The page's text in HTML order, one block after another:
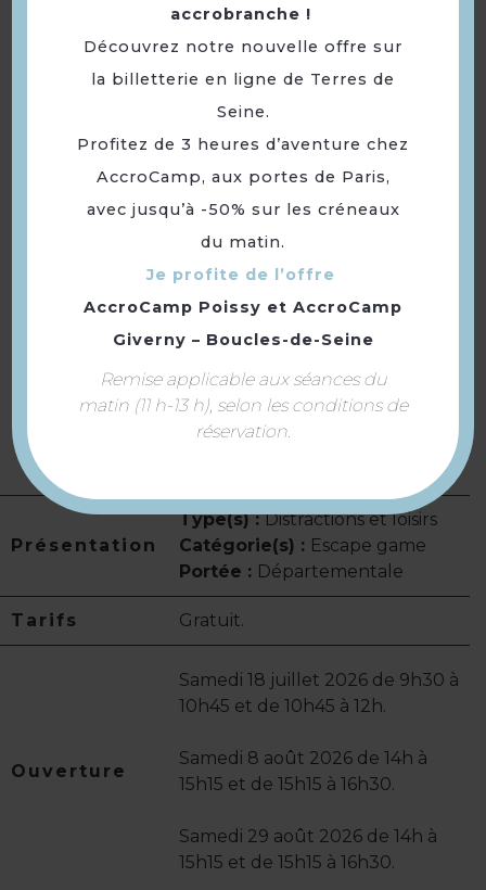
Durée du jeu : 1 heure 15
Ferme de la Cure, 3 rue des
Bonnes Joies, 78440 Sailly
Places de parking gratuites
☀️ Animation réalisée dans le
Présentation
Type(s) :Distractions et loisirs
Catégorie(s) : Escape game
Portée : Départementale
Tarifs Gratuit.
Ouverture
Samedi 18 juillet 2026 de 9h30 à
10h45 et de 10h45 à 12h.
Samedi 8 août 2026 de 14h à
15h15 et de 15h15 à 16h30.
Samedi 29 août 2026 de 14h à
15h15 et de 15h15 à 16h30.
accrobranche !
Découvrez notre nouvelle offre sur
la billetterie en ligne de Terres de
Seine.
Profitez de 3 heures d’aventure chez
AccroCamp, aux portes de Paris,
avec jusqu’à -50% sur les créneaux
du matin.
Je profite de l’offre
AccroCamp Poissy et AccroCamp
Giverny – Boucles-de-Seine
Remise applicable aux séances du
matin (11 h-13 h), selon les conditions de
réservation.